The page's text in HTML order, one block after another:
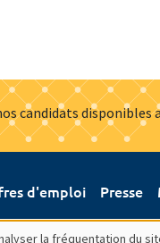
candidats
d'emploi Presse
la fréquentation du